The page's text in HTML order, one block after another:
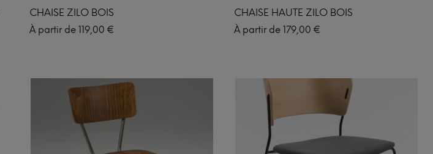
CHAISE ZILO BOIS
À partir de 119,00 €
CHAISE HAUTE ZILO BOIS
À partir de 179,00 €